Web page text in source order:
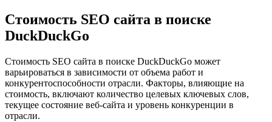
Стоимость SEO сайта в поиске
DuckDuckGo
Стоимость SEO сайта в поиске DuckDuckGo может
варьироваться в зависимости от объема работ и
конкурентоспособности отрасли. Факторы, влияющие на
стоимость, включают количество целевых ключевых слов,
текущее состояние веб-сайта и уровень конкуренции в
отрасли.